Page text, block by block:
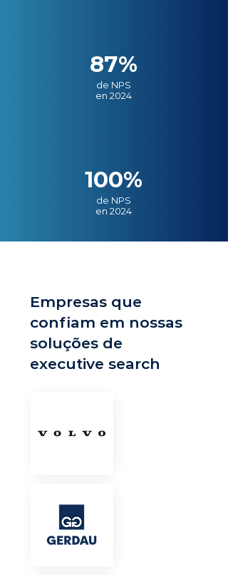
87%
de NPS
en 2024
100%
de NPS
en 2024
Empresas que
confiam em nossas
soluções de
executive search